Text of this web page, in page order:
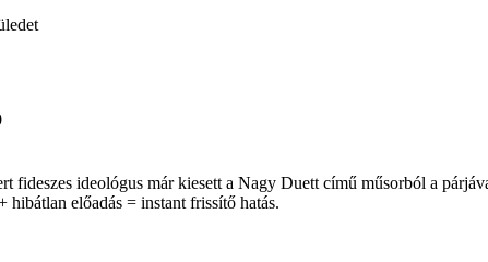
fideszes ideológus már kiesett a Nagy Duett című műsorból a
hibátlan előadás = instant frissítő hatás.